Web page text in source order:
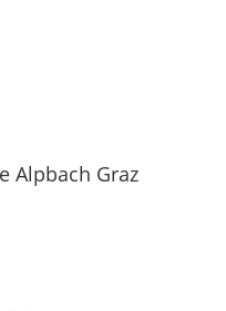
Alpbach Graz